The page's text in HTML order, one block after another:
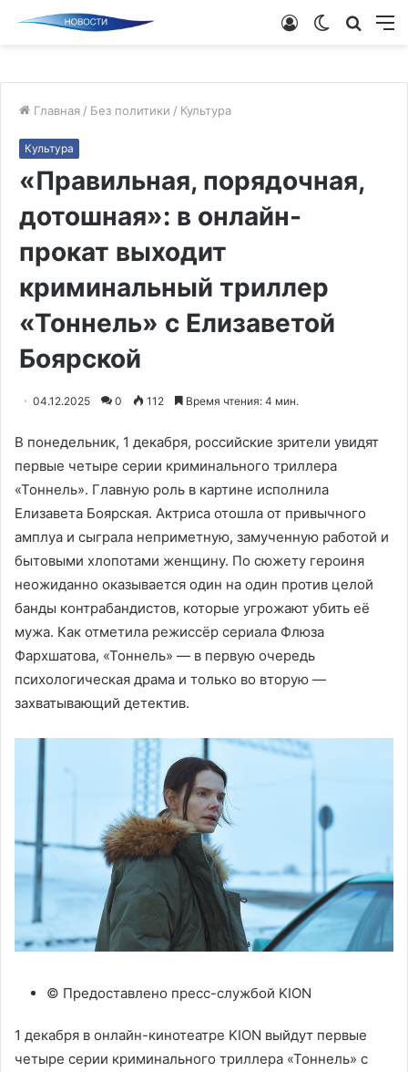
Поиск
Switch
Войти
Главная / Без политики / Культура
Культура
«Правильная, порядочная,
дотошная»: в онлайн-
прокат выходит
криминальный триллер
«Тоннель» с Елизаветой
Боярской
04.12.2025 0 112 Время чтения: 4 мин.
В понедельник, 1 декабря, российские зрители увидят
первые четыре серии криминального триллера
«Тоннель». Главную роль в картине исполнила
Елизавета Боярская. Актриса отошла от привычного
амплуа и сыграла неприметную, замученную работой и
бытовыми хлопотами женщину. По сюжету героиня
неожиданно оказывается один на один против целой
банды контрабандистов, которые угрожают убить её
мужа. Как отметила режиссёр сериала Флюза
Фархшатова, «Тоннель» — в первую очередь
психологическая драма и только во вторую —
захватывающий детектив.
© Предоставлено пресс-службой KION
1 декабря в онлайн-кинотеатре KION выйдут первые
четыре серии криминального триллера «Тоннель» с